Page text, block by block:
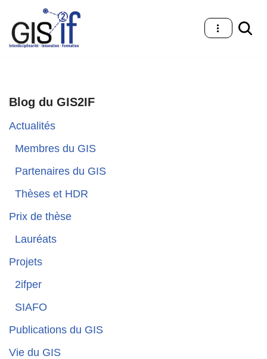
Aller
au
Blog du GIS2IF
Actualités
Membres du GIS
Partenaires du GIS
Thèses et HDR
Prix de thèse
Lauréats
Projets
2ifper
SIAFO
Publications du GIS
Vie du GIS